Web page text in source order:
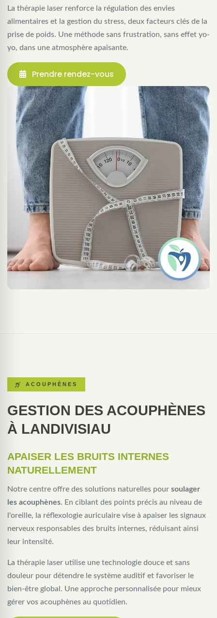
La thérapie laser renforce la régulation des envies
alimentaires et la gestion du stress, deux facteurs clés de la
prise de poids. Une méthode sans frustration, sans effet yo-
yo, dans une atmosphère apaisante.
Prendre rendez-vous
ACOUPHÈNES
GESTION DES ACOUPHÈNES
À LANDIVISIAU
APAISER LES BRUITS INTERNES
NATURELLEMENT
Notre centre offre des solutions naturelles pour soulager
les acouphènes. En ciblant des points précis au niveau de
l'oreille, la réflexologie auriculaire vise à apaiser les signaux
nerveux responsables des bruits internes, réduisant ainsi
leur intensité.
La thérapie laser utilise une technologie douce et sans
douleur pour détendre le système auditif et favoriser le
bien-être global. Une approche personnalisée pour mieux
gérer vos acouphènes au quotidien.